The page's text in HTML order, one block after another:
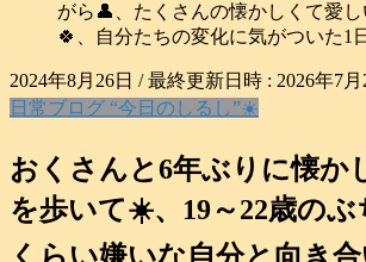
がら👤、たくさんの懐かしくて愛
🍀、自分たちの変化に気がついた1
2024年8月26日 / 最終更新日時 : 2026年7月
日常ブログ “今日のしるし”☀️
おくさんと6年ぶりに懐か
を歩いて☀️、19～22歳のぶ